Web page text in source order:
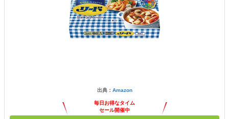
出典： Amazon
毎日お得なタイム
セール開催中